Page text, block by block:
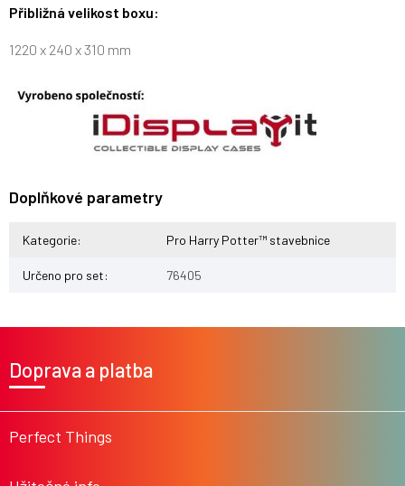
Přibližná velikost boxu:
1220 x 240 x 310 mm
Doplňkové parametry
Kategorie: Pro Harry Potter™ stavebnice
Určeno pro set: 76405
t
Perfect Things
Doprava a platba